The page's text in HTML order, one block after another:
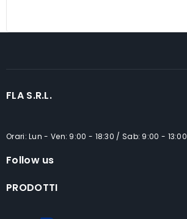
FLA S.R.L.
Orari: Lun - Ven: 9:00 - 18:30 / Sab: 9:00 - 13:00
Follow us
PRODOTTI